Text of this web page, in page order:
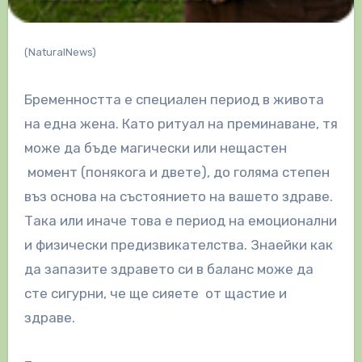
(NaturalNews)
Бременността е специален период в живота
на една жена. Като ритуал на преминаване, тя
може да бъде магически или нещастен
момент (понякога и двете), до голяма степен
въз основа на състоянието на вашето здраве.
Така или иначе това е период на емоционални
и физически предизвикателства. Знаейки как
да запазите здравето си в баланс може да
сте сигурни, че ще сияете от щастие и
здраве.